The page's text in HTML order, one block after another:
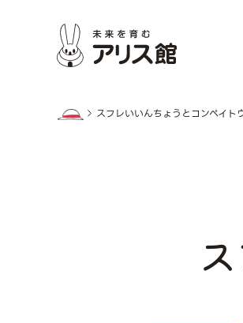
スフレいいんちょうとコンペイト